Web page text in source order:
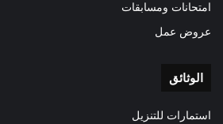
امتحانات ومسابقات
عروض عمل
الوثائق
استمارات للتنزيل